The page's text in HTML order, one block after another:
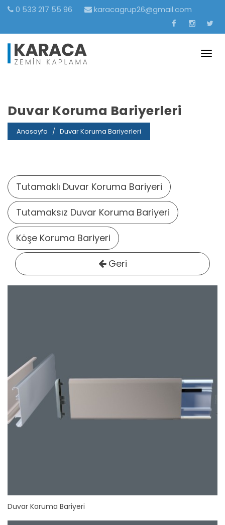
0 533 217 55 96 karacagrup26@gmail.com
Duvar Koruma Bariyerleri
Anasayfa Duvar Koruma Bariyerleri
Tutamaklı Duvar Koruma Bariyeri
Tutamaksız Duvar Koruma Bariyeri
Köşe Koruma Bariyeri
Geri
Duvar Koruma Bariyeri